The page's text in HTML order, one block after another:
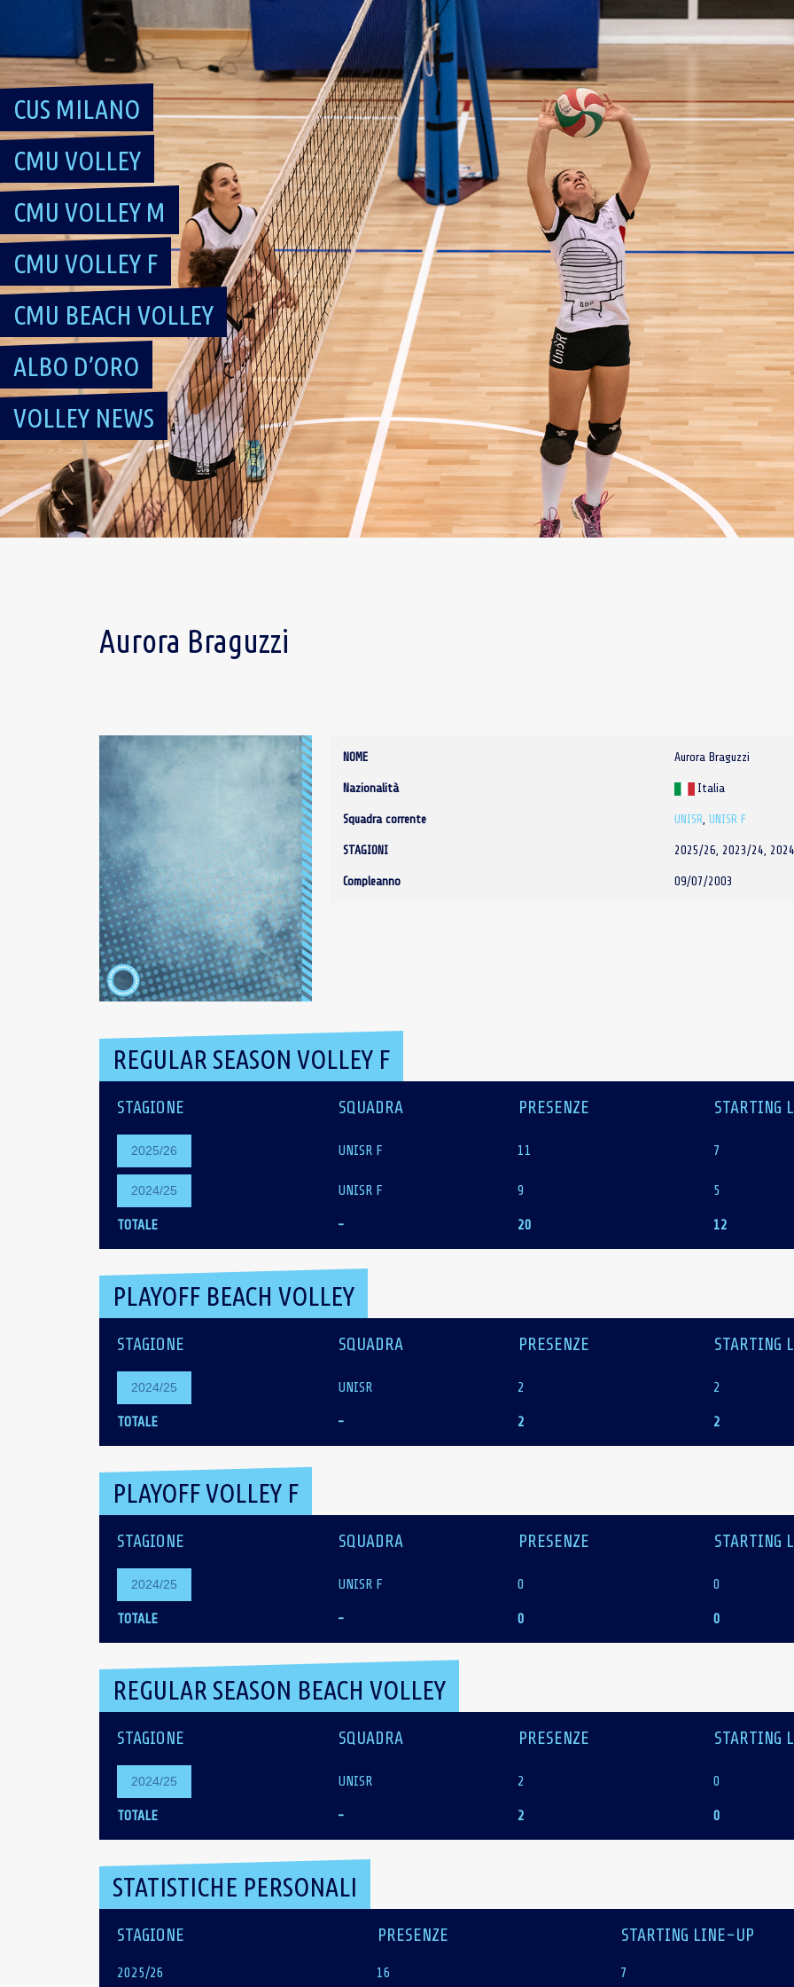
content
CUS MILANO
CMU VOLLEY
CMU VOLLEY M
CMU VOLLEY F
CMU BEACH VOLLEY
ALBO D’ORO
VOLLEY NEWS
Aurora Braguzzi
NOME Aurora Braguzzi
Nazionalità Italia
Squadra corrente UNISR, UNISR F
STAGIONI 2025/26, 2023/24,
Compleanno 09/07/2003
REGULAR SEASON VOLLEY F
STAGIONE SQUADRA PRESENZE STARTING
2025/26 UNISR F 11 7
2024/25 UNISR F 9 5
TOTALE - 20 12
PLAYOFF BEACH VOLLEY
STAGIONE SQUADRA PRESENZE STARTING
2024/25 UNISR 2 2
TOTALE - 2 2
PLAYOFF VOLLEY F
STAGIONE SQUADRA PRESENZE STARTING
2024/25 UNISR F 0 0
TOTALE - 0 0
REGULAR SEASON BEACH VOLLEY
STAGIONE SQUADRA PRESENZE STARTING
2024/25 UNISR 2 0
TOTALE - 2 0
STATISTICHE PERSONALI
STAGIONE PRESENZE STARTING LINE-UP
2025/26 16 7